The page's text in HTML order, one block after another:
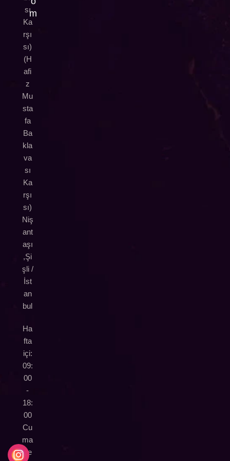
sı
Ka
rşı
sı)
(H
afi
z
Mu
sta
fa
Ba
kla
va
sı
Ka
rşı
sı)
Niş
ant
aşı
,Şi
şli /
İst
an
bul
Ha
fta
içi:
09:
00
-
18:
00
Cu
ma
rte
m